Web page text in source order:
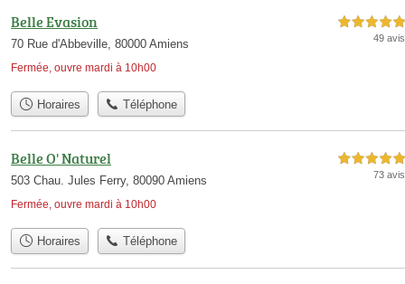
Belle Evasion
70 Rue d'Abbeville, 80000 Amiens
Fermée, ouvre mardi à 10h00
5,0 étoiles sur 5
49 avis
Horaires Téléphone
Belle O' Naturel
503 Chau. Jules Ferry, 80090 Amiens
Fermée, ouvre mardi à 10h00
5,0 étoiles sur 5
73 avis
Horaires Téléphone